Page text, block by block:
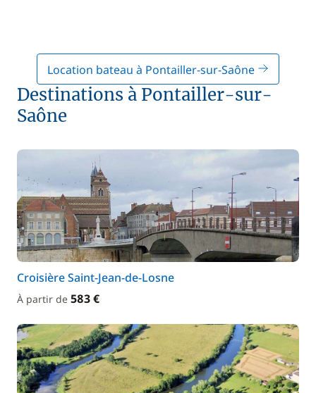
Location bateau à Pontailler-sur-Saône
Destinations à Pontailler-sur-
Saône
Croisière Saint-Jean-de-Losne
À partir de 583 €